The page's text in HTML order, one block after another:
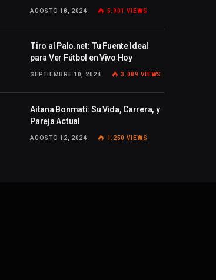
AGOSTO 18, 2024 5.901 VIEWS
Tiro al Palo.net: Tu Fuente Ideal
para Ver Fútbol en Vivo Hoy
SEPTIEMBRE 10, 2024 3.089 VIEWS
Aitana Bonmatí: Su Vida, Carrera, y
Pareja Actual
AGOSTO 12, 2024 1.250 VIEWS